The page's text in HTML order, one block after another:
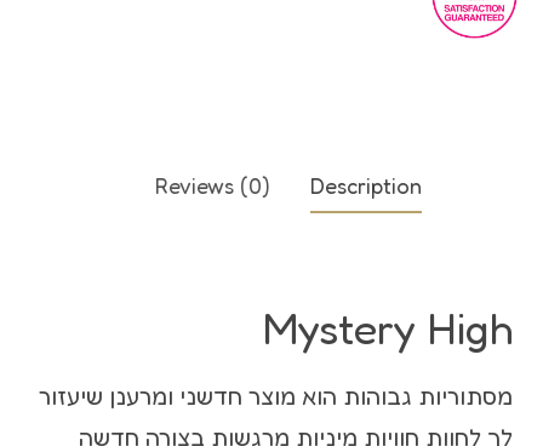
Description
Reviews (0)
Mystery High
מסתוריות גבוהות הוא מוצר חדשני ומרענן שיעזור
לך לחוות חוויות מיניות מרגשות בצורה חדשה